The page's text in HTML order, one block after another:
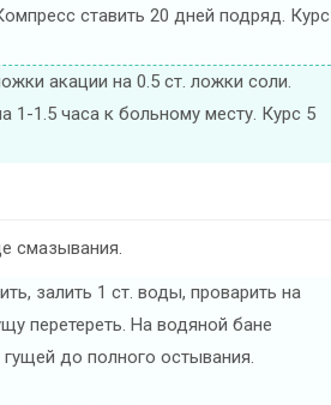
ставить 20 дней подряд. Курс
акации на 0.5 ст. ложки соли.
1-1.5 часа к больному месту. Курс 5
смазывания.
залить 1 ст. воды, проварить на
перетереть. На водяной бане
гущей до полного остывания.